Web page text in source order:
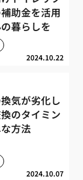
助金を活用
暮らしを
2024.10.22
気が劣化し
のタイミン
方法
2024.10.07